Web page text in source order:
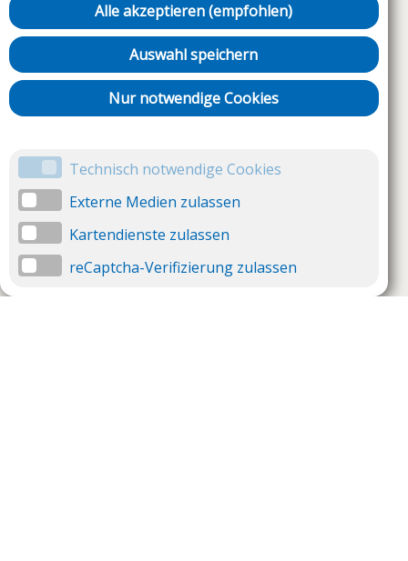
Alle akzeptieren (empfohlen)
Auswahl speichern
Nur notwendige Cookies
Technisch notwendige Cookies
Externe Medien zulassen
Kartendienste zulassen
reCaptcha-Verifizierung zulassen